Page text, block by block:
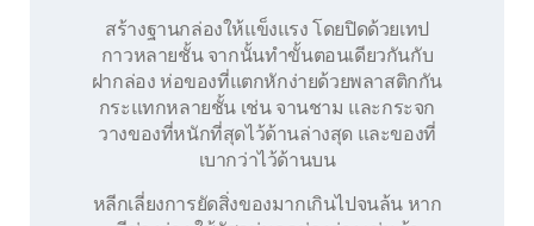
สร้างฐานกล่องให้แข็งแรง โดยปิดด้วยเทป
กาวหลายชั้น จากนั้นทำขั้นตอนเดียวกันกับ
ฝากล่อง ห่อของที่แตกหักง่ายด้วยพลาสติกกัน
กระแทกหลายชั้น เช่น จานชาม และกระจก
วางของที่หนักที่สุดไว้ด้านล่างสุด และของที่
เบากว่าไว้ด้านบน
หลีกเลี่ยงการยัดสิ่งของมากเกินไปจนล้น หาก